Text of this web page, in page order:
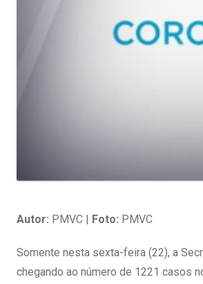
Autor: PMVC | Foto: PMVC
Somente nesta sexta-feira (22), a
chegando ao número de 1221 casos